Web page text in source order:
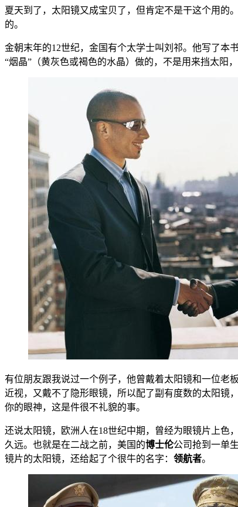
夏天到了，太阳镜又成宝贝了，但肯定不是干这个用的
的。
金朝末年的12世纪，金国有个太学士叫刘祁。他写了本
“烟晶”（黄灰色或褐色的水晶）做的，不是用来挡太阳
有位朋友跟我说过一个例子，他曾戴着太阳镜和一位老
近视，又戴不了隐形眼镜，所以配了副有度数的太阳镜
你的眼神，这是件很不礼貌的事。
还说太阳镜，欧洲人在18世纪中期，曾经为眼镜片上色
久远。也就是在二战之前，美国的博士伦公司抢到一单
镜片的太阳镜，还给起了个很牛的名字： 领航者。